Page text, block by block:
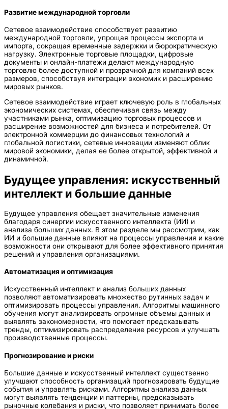
Развитие международной торговли
Сетевое взаимодействие способствует развитию
международной торговли, упрощая процессы экспорта и
импорта, сокращая временные задержки и бюрократическую
нагрузку. Электронные торговые площадки, цифровые
документы и онлайн-платежи делают международную
торговлю более доступной и прозрачной для компаний всех
размеров, способствуя интеграции экономик и расширению
мировых рынков.
Сетевое взаимодействие играет ключевую роль в глобальных
экономических системах, обеспечивая связь между
участниками рынка, оптимизацию торговых процессов и
расширение возможностей для бизнеса и потребителей. От
электронной коммерции до финансовых технологий и
глобальной логистики, сетевые инновации изменяют облик
мировой экономики, делая ее более открытой, эффективной и
динамичной.
Будущее управления: искусственный
интеллект и большие данные
Будущее управления обещает значительные изменения
благодаря синергии искусственного интеллекта (ИИ) и
анализа больших данных. В этом разделе мы рассмотрим, как
ИИ и большие данные влияют на процессы управления и какие
возможности они открывают для более эффективного принятия
решений и управления организациями.
Автоматизация и оптимизация
Искусственный интеллект и анализ больших данных
позволяют автоматизировать множество рутинных задач и
оптимизировать процессы управления. Алгоритмы машинного
обучения могут анализировать огромные объемы данных и
выявлять закономерности, что помогает предсказывать
тренды, оптимизировать распределение ресурсов и улучшать
производственные процессы.
Прогнозирование и риски
Большие данные и искусственный интеллект существенно
улучшают способность организаций прогнозировать будущие
события и управлять рисками. Алгоритмы анализа данных
могут выявлять тенденции и паттерны, предсказывать
рыночные колебания и риски, что позволяет принимать более